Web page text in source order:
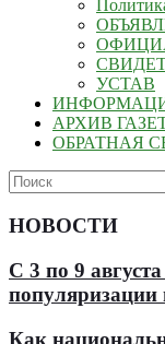
УСТАВ
АРХИВ
ОБРАТНАЯ
НОВОСТИ
С 3 по 9
популяризации
Как